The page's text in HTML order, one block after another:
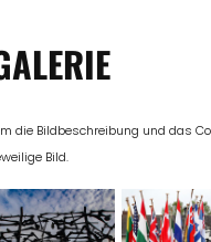
die Bildbeschreibung und das
Bild.